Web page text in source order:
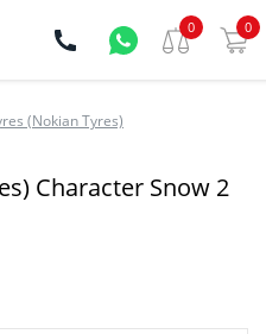
0 0
(Nokian Tyres)
Character Snow 2